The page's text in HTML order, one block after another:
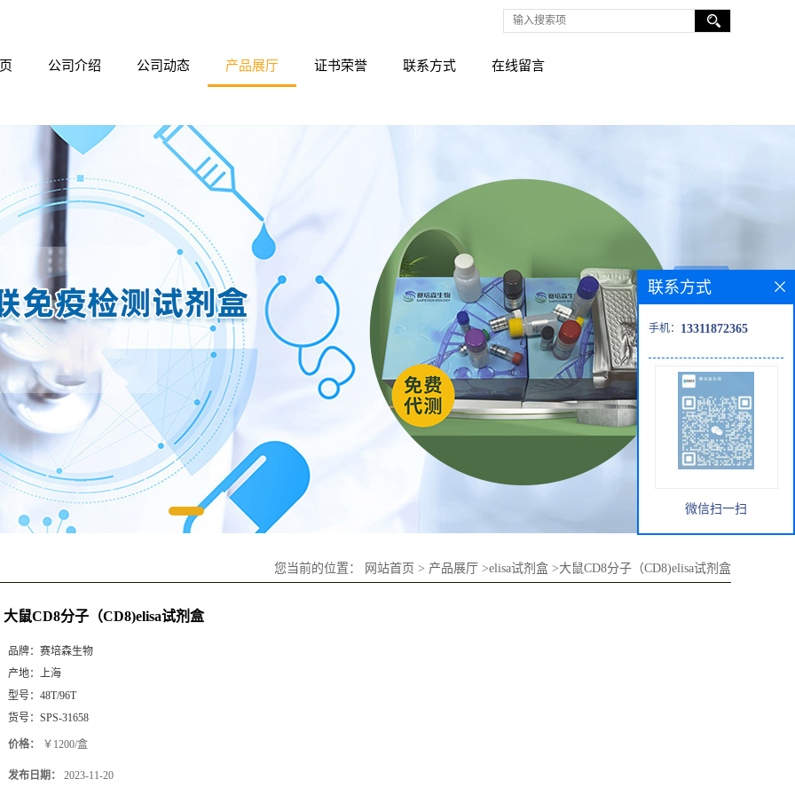
公司介绍 公司动态 产品展厅 证书荣誉 联系方式 在线留言
您当前的位置： 网站首页 > 产品展厅 >elisa试剂盒 >大鼠CD8分子（CD8)elisa试剂盒
大鼠CD8分子（CD8)elisa试剂盒
品牌： 赛培森生物
产地： 上海
型号： 48T/96T
货号： SPS-31658
价格： ￥1200/盒
发布日期： 2023-11-20
联系方式
手机： 13311872365
微信扫一扫